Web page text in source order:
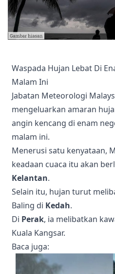
Waspada Hujan Lebat Di
Malam Ini
Jabatan Meteorologi
mengeluarkan amaran
angin kencang di enam
malam ini.
Menerusi satu kenyataan,
keadaan cuaca itu akan
Kelantan.
Selain itu, hujan turut
Baling di Kedah.
Di Perak, ia melibatkan
Kuala Kangsar.
Baca juga: